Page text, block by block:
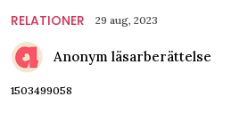
RELATIONER 29 aug, 2023
Anonym läsarberättelse
1503499058